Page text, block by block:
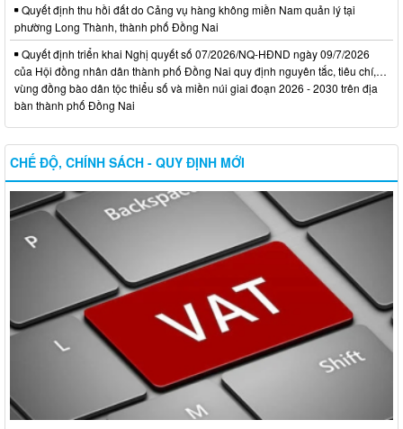
Quyết định thu hồi đất do Cảng vụ hàng không miền Nam quản lý tại
phường Long Thành, thành phố Đồng Nai
Quyết định triển khai Nghị quyết số 07/2026/NQ-HĐND ngày 09/7/2026
của Hội đồng nhân dân thành phố Đồng Nai quy định nguyên tắc, tiêu chí,…
vùng đồng bào dân tộc thiểu số và miền núi giai đoạn 2026 - 2030 trên địa
bàn thành phố Đồng Nai
CHẾ ĐỘ, CHÍNH SÁCH - QUY ĐỊNH MỚI